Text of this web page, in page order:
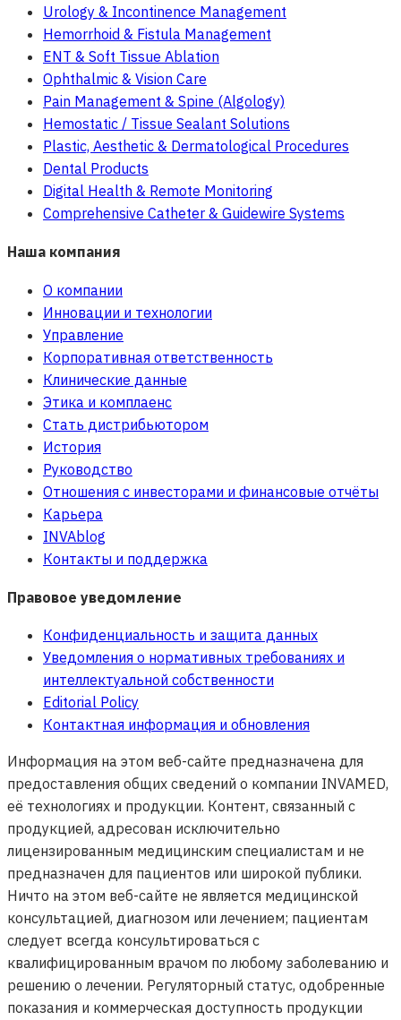
Urology & Incontinence Management
Hemorrhoid & Fistula Management
ENT & Soft Tissue Ablation
Ophthalmic & Vision Care
Pain Management & Spine (Algology)
Hemostatic / Tissue Sealant Solutions
Plastic, Aesthetic & Dermatological Procedures
Dental Products
Digital Health & Remote Monitoring
Comprehensive Catheter & Guidewire Systems
Наша компания
О компании
Инновации и технологии
Управление
Корпоративная ответственность
Клинические данные
Этика и комплаенс
Стать дистрибьютором
История
Руководство
Отношения с инвесторами и финансовые отчёты
Карьера
INVAblog
Контакты и поддержка
Правовое уведомление
Конфиденциальность и защита данных
Уведомления о нормативных требованиях и
интеллектуальной собственности
Editorial Policy
Контактная информация и обновления
Информация на этом веб-сайте предназначена для
предоставления общих сведений о компании INVAMED,
её технологиях и продукции. Контент, связанный с
продукцией, адресован исключительно
лицензированным медицинским специалистам и не
предназначен для пациентов или широкой публики.
Ничто на этом веб-сайте не является медицинской
консультацией, диагнозом или лечением; пациентам
следует всегда консультироваться с
квалифицированным врачом по любому заболеванию и
решению о лечении. Регуляторный статус, одобренные
показания и коммерческая доступность продукции